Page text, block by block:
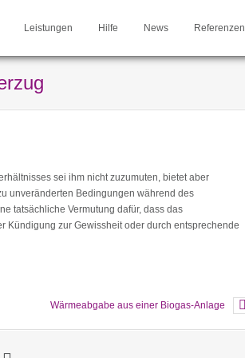
Leistungen Hilfe News Referenzen
sei ihm nicht zuzumuten, bietet aber
unveränderten Bedingungen während des
tatsächliche Vermutung dafür, dass das
Kündigung zur Gewissheit oder durch entsprechende
Wärmeabgabe aus einer Biogas-Anlage